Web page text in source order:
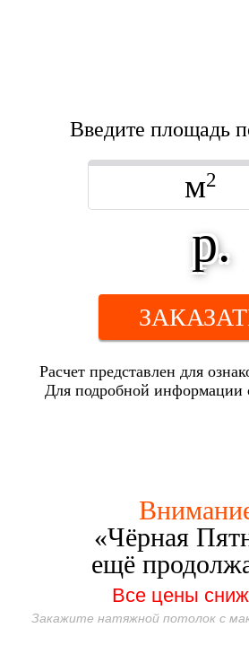
Введите площадь
м2
р.
Расчет представлен для
Для подробной информации
«Чёрная
ещё
Все цены
Закажите натяжной потолок с